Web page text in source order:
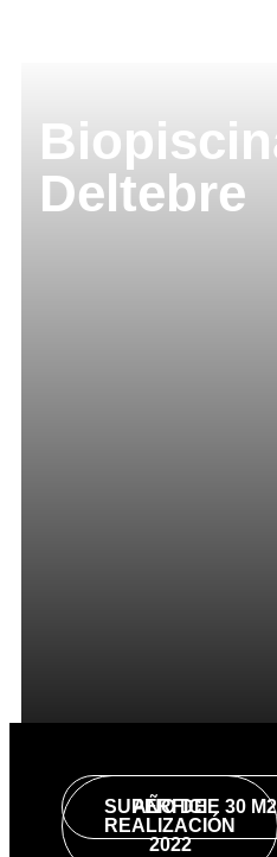
Deltebre
AÑO DE
REALIZACIÓN
2022
SUPERFICIE 30 M2